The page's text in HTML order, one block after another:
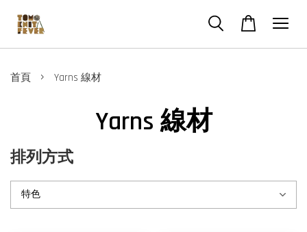
首頁 › Yarns 線材
Yarns 線材
排列方式